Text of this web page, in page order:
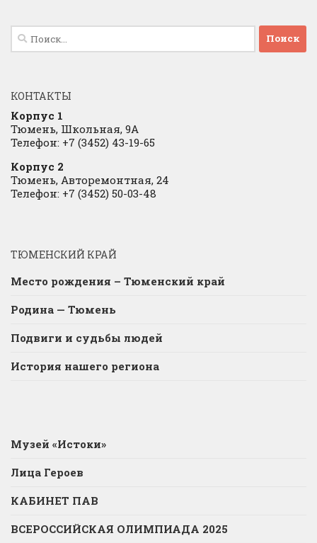
Найти:
КОНТАКТЫ
Корпус 1
Тюмень, Школьная, 9А
Телефон: +7 (3452) 43-19-65
Корпус 2
Тюмень, Авторемонтная, 24
Телефон: +7 (3452) 50-03-48
ТЮМЕНСКИЙ КРАЙ
Место рождения – Тюменский край
Родина — Тюмень
Подвиги и судьбы людей
История нашего региона
Музей «Истоки»
Лица Героев
КАБИНЕТ ПАВ
ВСЕРОССИЙСКАЯ ОЛИМПИАДА 2025